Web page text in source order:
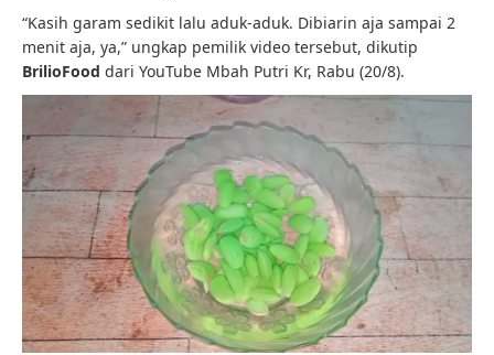
“Kasih garam sedikit lalu aduk-aduk. Dibiarin aja sampai 2
menit aja, ya,” ungkap pemilik video tersebut, dikutip
BrilioFood dari YouTube Mbah Putri Kr, Rabu (20/8).